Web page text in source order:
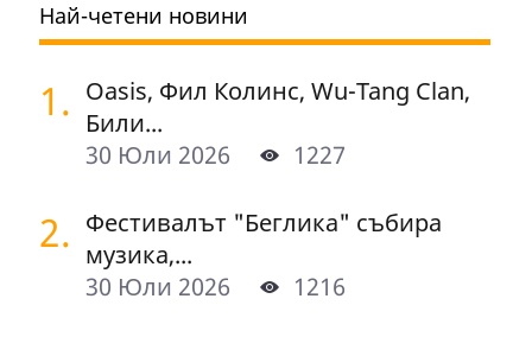
Най-четени новини
1. Oasis, Фил Колинс, Wu-Tang Clan,
Били...
30 Юли 2026
1227
2. Фестивалът "Беглика" събира
музика,...
30 Юли 2026
1216